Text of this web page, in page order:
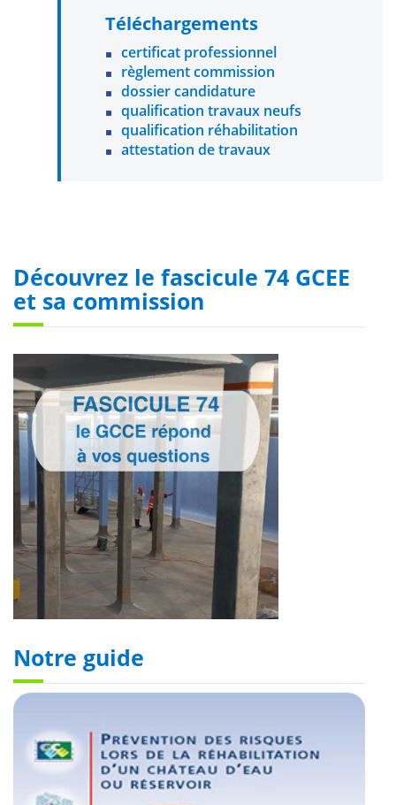
Téléchargements
certificat professionnel
règlement commission
dossier candidature
qualification travaux neufs
qualification réhabilitation
attestation de travaux
Découvrez le fascicule 74 GCEE
et sa commission
Notre guide